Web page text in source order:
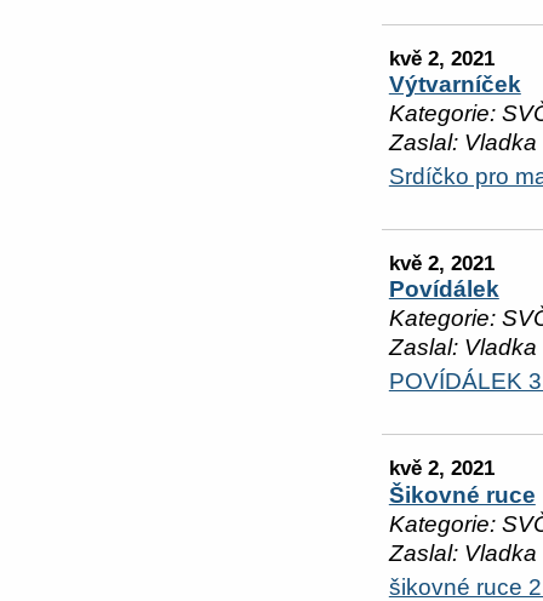
kvě 2, 2021
Výtvarníček
Kategorie:
Zaslal: Vladka
Srdíčko pro
kvě 2, 2021
Povídálek
Kategorie:
Zaslal: Vladka
POVÍDÁLEK
kvě 2, 2021
Šikovné ruce
Kategorie:
Zaslal: Vladka
šikovné ruce